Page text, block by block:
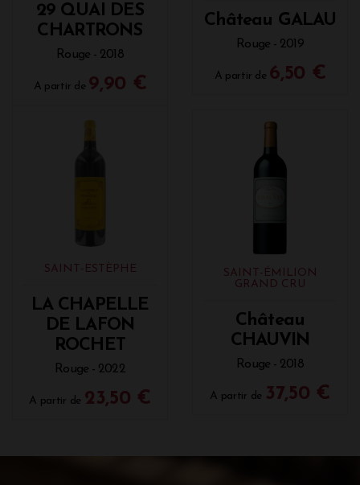
29 QUAI DES
CHARTRONS
Rouge - 2018
A partir de 9,90 €
Château GALAU
Rouge - 2019
A partir de 6,50 €
SAINT-ESTÈPHE
LA CHAPELLE
DE LAFON
ROCHET
Rouge - 2022
A partir de 23,50 €
SAINT-ÉMILION
GRAND CRU
Château
CHAUVIN
Rouge - 2018
A partir de 37,50 €